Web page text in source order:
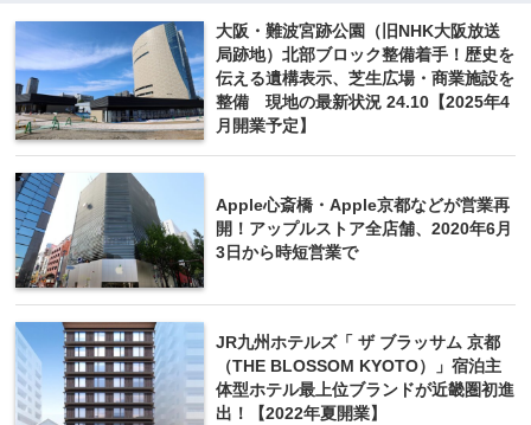
大阪・難波宮跡公園（旧NHK大阪放送
局跡地）北部ブロック整備着手！歴史を
伝える遺構表示、芝生広場・商業施設を
整備 現地の最新状況 24.10【2025年4
月開業予定】
Apple心斎橋・Apple京都などが営業再
開！アップルストア全店舗、2020年6月
3日から時短営業で
JR九州ホテルズ「 ザ ブラッサム 京都
（THE BLOSSOM KYOTO）」宿泊主
体型ホテル最上位ブランドが近畿圏初進
出！【2022年夏開業】